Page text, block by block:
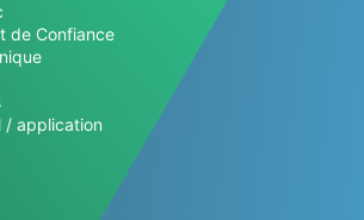
de Confiance
/ application